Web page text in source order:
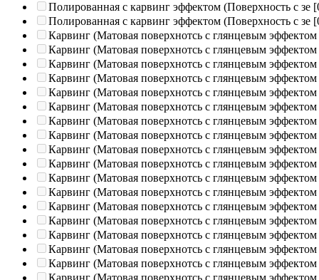
Полированная c карвинг эффектом (Поверхность с зе
Полированная c карвинг эффектом (Поверхность с зе
Карвинг (Матовая поверхнотсь с глянцевым эффектом
Карвинг (Матовая поверхнотсь с глянцевым эффектом
Карвинг (Матовая поверхнотсь с глянцевым эффектом
Карвинг (Матовая поверхнотсь с глянцевым эффектом
Карвинг (Матовая поверхнотсь с глянцевым эффектом
Карвинг (Матовая поверхнотсь с глянцевым эффектом
Карвинг (Матовая поверхнотсь с глянцевым эффектом
Карвинг (Матовая поверхнотсь с глянцевым эффектом
Карвинг (Матовая поверхнотсь с глянцевым эффектом
Карвинг (Матовая поверхнотсь с глянцевым эффектом
Карвинг (Матовая поверхнотсь с глянцевым эффектом
Карвинг (Матовая поверхнотсь с глянцевым эффектом
Карвинг (Матовая поверхнотсь с глянцевым эффектом
Карвинг (Матовая поверхнотсь с глянцевым эффектом
Карвинг (Матовая поверхнотсь с глянцевым эффектом
Карвинг (Матовая поверхнотсь с глянцевым эффектом
Карвинг (Матовая поверхнотсь с глянцевым эффектом